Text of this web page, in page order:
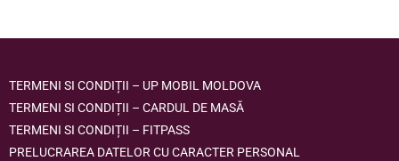
TERMENI SI CONDIȚII – UP MOBIL MOLDOVA
TERMENI SI CONDIȚII – CARDUL DE MASĂ
TERMENI SI CONDIȚII – FITPASS
PRELUCRAREA DATELOR CU CARACTER PERSONAL